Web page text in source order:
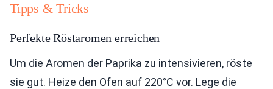
Tipps & Tricks
Perfekte Röstaromen erreichen
Um die Aromen der Paprika zu intensivieren, röste
sie gut. Heize den Ofen auf 220°C vor. Lege die